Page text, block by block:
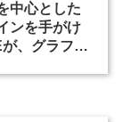
中心とした
ンを手がけ
、グラフィ